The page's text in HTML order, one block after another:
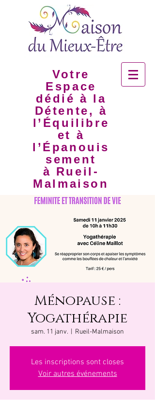
Votre
Espace
dédié à la
Détente, à
l’Équilibre
et à
l’Épanouis
sement
à Rueil-
Malmaison
Ménopause :
Yogathérapie
sam. 11 janv. Rueil-Malmaison
Les inscriptions sont closes
Voir autres événements